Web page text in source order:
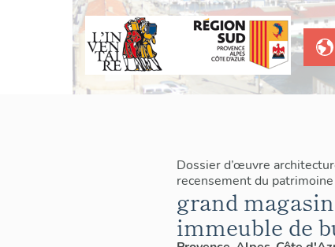
Dossier d’œuvre
recensement du
grand
immeuble de